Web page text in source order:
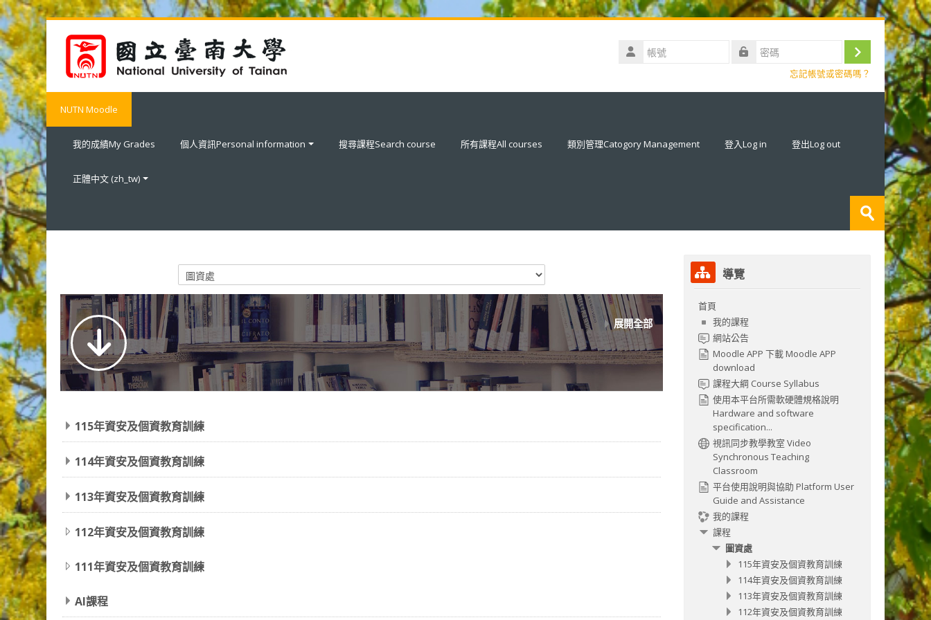
跳至主內容
號
登
忘記帳號或密碼嗎？
NUTN Moodle
我的成績My Grades 個人資訊Personal information 搜尋課程Search course 所有課程All courses 類別管理Catogory Management 登入Log in 登出Log out
正體中文 ‎(zh_tw)‎
課
送
出
課程類別
展開全部
115年資安及個資教育訓練
114年資安及個資教育訓練
113年資安及個資教育訓練
112年資安及個資教育訓練
111年資安及個資教育訓練
AI課程
跳過導覽區塊
導覽
首頁
我的課程
網站公告
Moodle APP 下載 Moodle APP
download
課程大綱 Course Syllabus
使用本平台所需軟硬體規格說明
Hardware and software
specification...
視訊同步教學教室 Video
Synchronous Teaching
Classroom
平台使用說明與協助 Platform User
Guide and Assistance
我的課程
課程
圖資處
115年資安及個資教育訓練
114年資安及個資教育訓練
113年資安及個資教育訓練
112年資安及個資教育訓練